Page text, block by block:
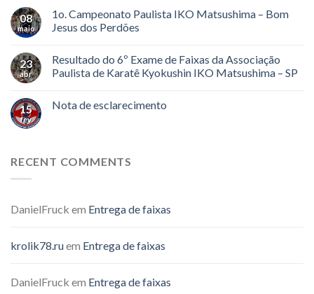
08
maio
1o. Campeonato Paulista IKO Matsushima – Bom
Jesus dos Perdões
23
abr
Resultado do 6º Exame de Faixas da Associação
Paulista de Karatê Kyokushin IKO Matsushima – SP
15
fev
Nota de esclarecimento
RECENT COMMENTS
DanielFruck em Entrega de faixas
krolik78.ruem Entrega de faixas
DanielFruck em Entrega de faixas